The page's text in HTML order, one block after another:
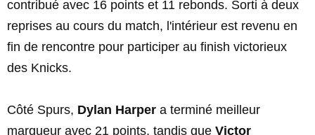
contribué avec 16 points et 11 rebonds. Sorti à deux
reprises au cours du match, l'intérieur est revenu en
fin de rencontre pour participer au finish victorieux
des Knicks.
Côté Spurs, Dylan Harper a terminé meilleur
marqueur avec 21 points, tandis que Victor